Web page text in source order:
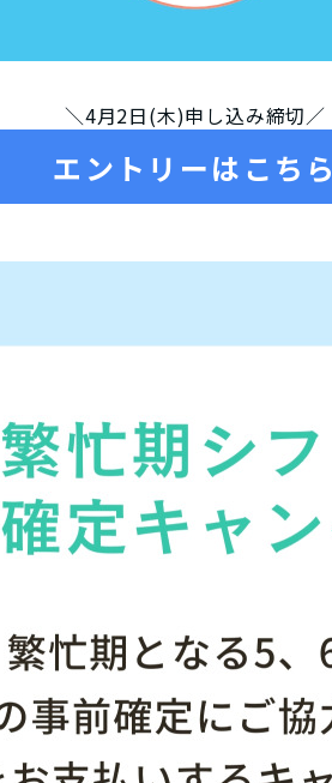
＼4月2日(木)申し込み締切／
エントリーはこちら